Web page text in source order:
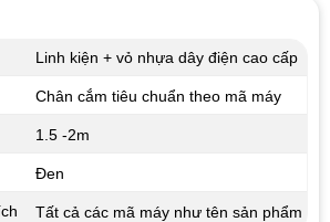
Linh kiện + vỏ nhựa dây điện cao cấp
Chân cắm tiêu chuẩn theo mã máy
1.5 -2m
Đen
Tất cả các mã máy như tên sản phẩm